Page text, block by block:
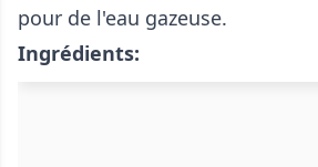
pour de l'eau gazeuse.
Ingrédients: